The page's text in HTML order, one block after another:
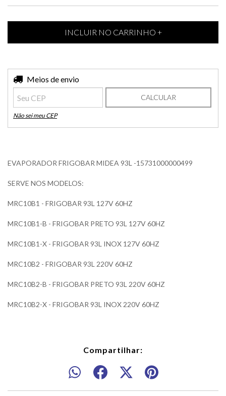
Entregas para o CEP:
Meios de envio
CALCULAR
Não sei meu CEP
EVAPORADOR FRIGOBAR MIDEA 93L -15731000000499
SERVE NOS MODELOS:
MRC10B1 - FRIGOBAR 93L 127V 60HZ
MRC10B1-B - FRIGOBAR PRETO 93L 127V 60HZ
MRC10B1-X - FRIGOBAR 93L INOX 127V 60HZ
MRC10B2 - FRIGOBAR 93L 220V 60HZ
MRC10B2-B - FRIGOBAR PRETO 93L 220V 60HZ
MRC10B2-X - FRIGOBAR 93L INOX 220V 60HZ
Compartilhar: